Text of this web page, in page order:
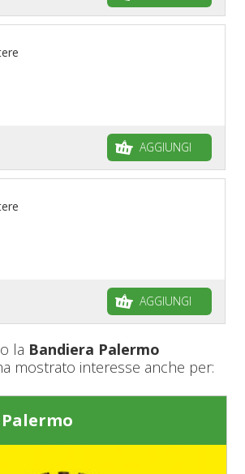
AGGIUNGI
AGGIUNGI
la Bandiera Palermo
mostrato interesse anche per: